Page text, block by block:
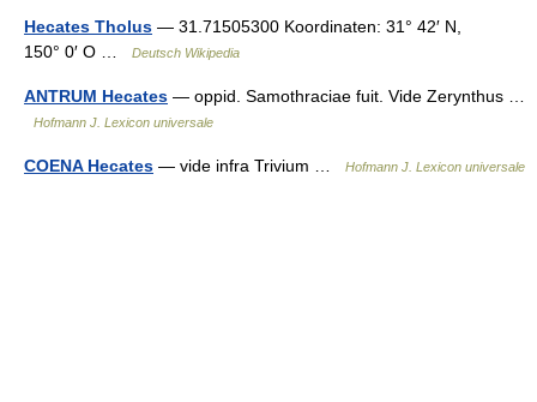
Hecates Tholus — 31.71505300 Koordinaten: 31° 42′ N,
150° 0′ O …
Deutsch Wikipedia
ANTRUM Hecates — oppid. Samothraciae fuit. Vide Zerynthus …
Hofmann J. Lexicon universale
COENA Hecates — vide infra Trivium … Hofmann J. Lexicon universale